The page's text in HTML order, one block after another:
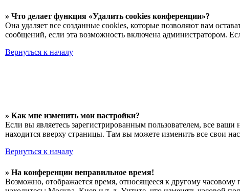
» Что делает функция «Удалить cookies конференции»?
Она удаляет все созданные cookies, которые позволяют вам
сообщений, если эта возможность включена администратором.
Вернуться к началу
» Как мне изменить мои настройки?
Если вы являетесь зарегистрированным пользователем, все
находится вверху страницы. Там вы можете изменить все свои
Вернуться к началу
» На конференции неправильное время!
Возможно, отображается время, относящееся к другому